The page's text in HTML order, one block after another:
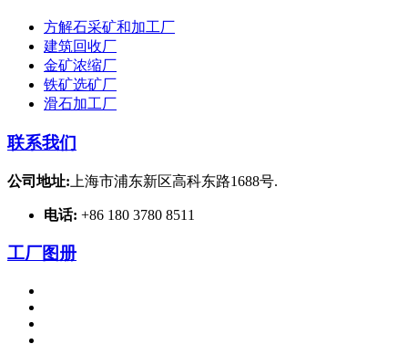
方解石采矿和加工厂
建筑回收厂
金矿浓缩厂
铁矿选矿厂
滑石加工厂
联系我们
公司地址: 上海市浦东新区高科东路1688号.
电话: +86 180 3780 8511
工厂图册